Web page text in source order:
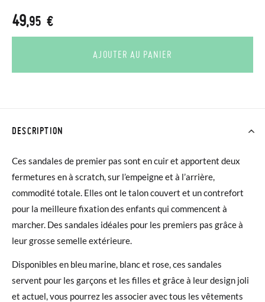
49,95 €
AJOUTER AU PANIER
DESCRIPTION
Ces sandales de premier pas sont en cuir et apportent deux
fermetures en à scratch, sur l’empeigne et à l’arrière,
commodité totale. Elles ont le talon couvert et un contrefort
pour la meilleure fixation des enfants qui commencent à
marcher. Des sandales idéales pour les premiers pas grâce à
leur grosse semelle extérieure.
Disponibles en bleu marine, blanc et rose, ces sandales
servent pour les garçons et les filles et grâce à leur design joli
et actuel, vous pourrez les associer avec tous les vêtements